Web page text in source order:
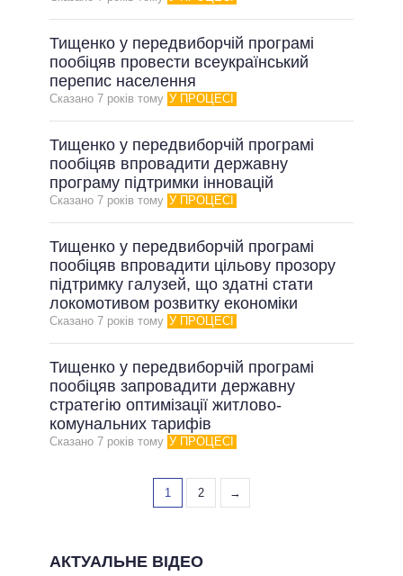
Тищенко у передвиборчій програмі
пообіцяв провести всеукраїнський
перепис населення
Сказано 7 рокiв тому У ПРОЦЕСІ
Тищенко у передвиборчій програмі
пообіцяв впровадити державну
програму підтримки інновацій
Сказано 7 рокiв тому У ПРОЦЕСІ
Тищенко у передвиборчій програмі
пообіцяв впровадити цільову прозору
підтримку галузей, що здатні стати
локомотивом розвитку економіки
Сказано 7 рокiв тому У ПРОЦЕСІ
Тищенко у передвиборчій програмі
пообіцяв запровадити державну
стратегію оптимізації житлово-
комунальних тарифів
Сказано 7 рокiв тому У ПРОЦЕСІ
1 2 →
АКТУАЛЬНЕ ВІДЕО